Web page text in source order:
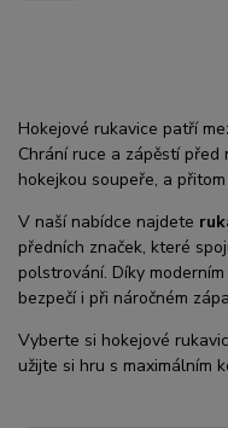
Hokejové rukavice patří
Chrání ruce a zápěstí
hokejkou soupeře, a
V naší nabídce najdete
předních značek, které
polstrování. Díky
bezpečí i při náročném
Vyberte si hokejové
užijte si hru s maximálním